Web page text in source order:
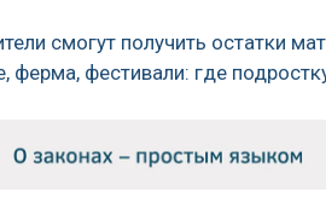
смогут получить остатки
ферма, фестивали: где